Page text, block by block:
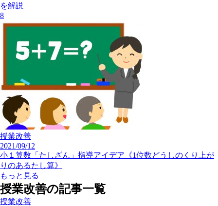
を解説
8
授業改善
2021/09/12
小１算数「たしざん」指導アイデア《1位数どうしのくり上が
りのあるたし算》
もっと見る
授業改善の記事一覧
授業改善